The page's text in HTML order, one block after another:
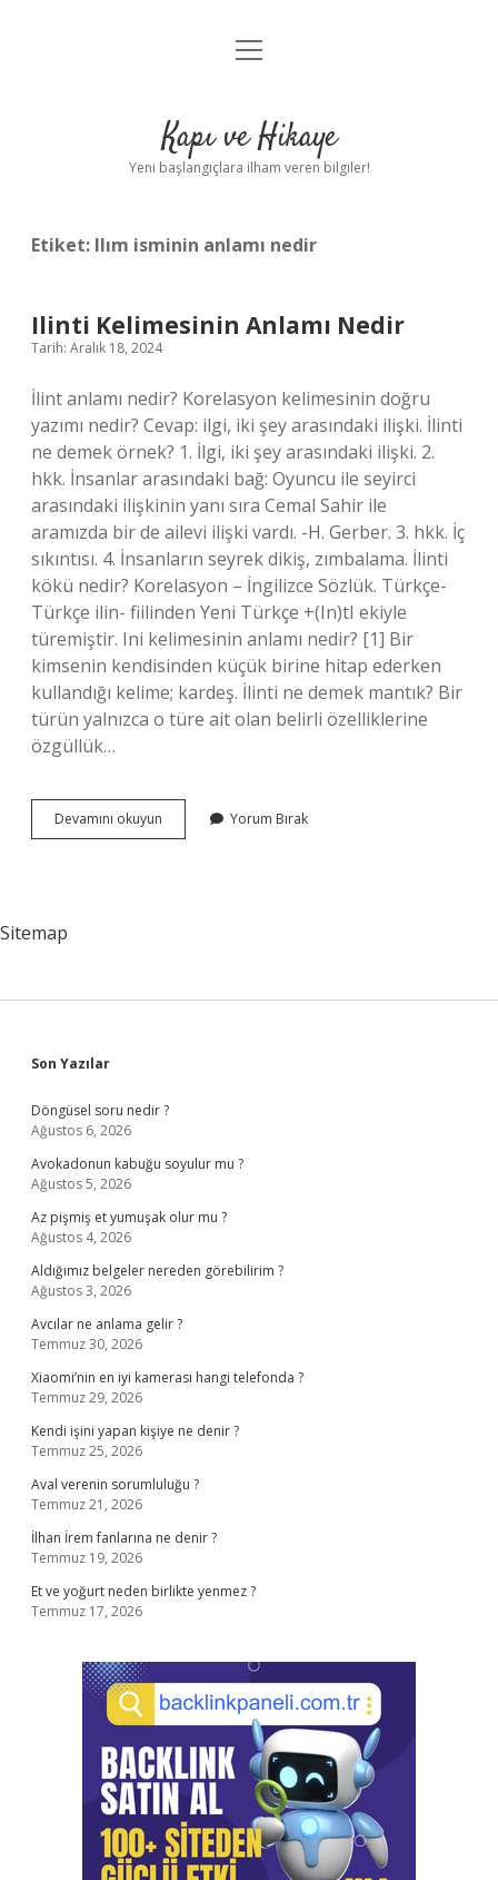
Anasayfa
Yasal Uyarı
menüyü
Kapı ve Hikaye
Yeni başlangıçlara ilham veren bilgiler!
Etiket: Ilım isminin anlamı nedir
Ilinti Kelimesinin Anlamı Nedir
Tarih: Aralık 18, 2024
İlint anlamı nedir? Korelasyon kelimesinin doğru
yazımı nedir? Cevap: ilgi, iki şey arasındaki ilişki. İlinti
ne demek örnek? 1. İlgi, iki şey arasındaki ilişki. 2.
hkk. İnsanlar arasındaki bağ: Oyuncu ile seyirci
arasındaki ilişkinin yanı sıra Cemal Sahir ile
aramızda bir de ailevi ilişki vardı. -H. Gerber. 3. hkk. İç
sıkıntısı. 4. İnsanların seyrek dikiş, zımbalama. İlinti
kökü nedir? Korelasyon – İngilizce Sözlük. Türkçe-
Türkçe ilin- fiilinden Yeni Türkçe +(In)tI ekiyle
türemiştir. Ini kelimesinin anlamı nedir? [1] Bir
kimsenin kendisinden küçük birine hitap ederken
kullandığı kelime; kardeş. İlinti ne demek mantık? Bir
türün yalnızca o türe ait olan belirli özelliklerine
özgüllük…
Devamını okuyun
Kelimesinin
Yorum Bırak
Sitemap
Sidebar
Son Yazılar
Döngüsel soru nedir ?
Ağustos 6, 2026
Avokadonun kabuğu soyulur mu ?
Ağustos 5, 2026
Az pişmiş et yumuşak olur mu ?
Ağustos 4, 2026
Aldığımız belgeler nereden görebilirim ?
Ağustos 3, 2026
Avcılar ne anlama gelir ?
Temmuz 30, 2026
Xiaomi’nin en iyi kamerası hangi telefonda ?
Temmuz 29, 2026
Kendi işini yapan kişiye ne denir ?
Temmuz 25, 2026
Aval verenin sorumluluğu ?
Temmuz 21, 2026
İlhan İrem fanlarına ne denir ?
Temmuz 19, 2026
Et ve yoğurt neden birlikte yenmez ?
Temmuz 17, 2026